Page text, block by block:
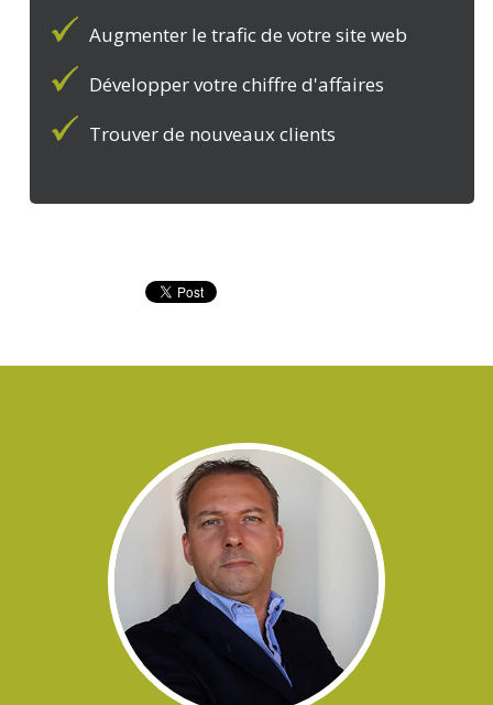
Augmenter le trafic de votre site web
Développer votre chiffre d'affaires
Trouver de nouveaux clients